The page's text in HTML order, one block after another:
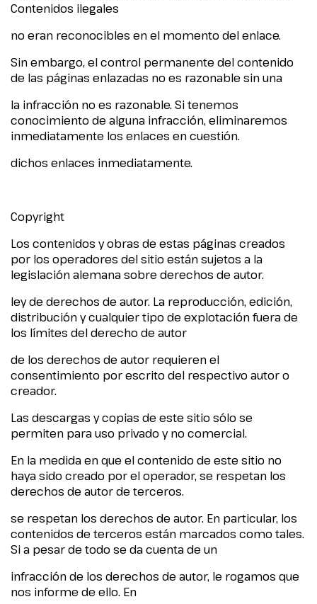
Contenidos ilegales
no eran reconocibles en el momento del enlace.
Sin embargo, el control permanente del contenido
de las páginas enlazadas no es razonable sin una
la infracción no es razonable. Si tenemos
conocimiento de alguna infracción, eliminaremos
inmediatamente los enlaces en cuestión.
dichos enlaces inmediatamente.
Copyright
Los contenidos y obras de estas páginas creados
por los operadores del sitio están sujetos a la
legislación alemana sobre derechos de autor.
ley de derechos de autor. La reproducción, edición,
distribución y cualquier tipo de explotación fuera de
los límites del derecho de autor
de los derechos de autor requieren el
consentimiento por escrito del respectivo autor o
creador.
Las descargas y copias de este sitio sólo se
permiten para uso privado y no comercial.
En la medida en que el contenido de este sitio no
haya sido creado por el operador, se respetan los
derechos de autor de terceros.
se respetan los derechos de autor. En particular, los
contenidos de terceros están marcados como tales.
Si a pesar de todo se da cuenta de un
infracción de los derechos de autor, le rogamos que
nos informe de ello. En